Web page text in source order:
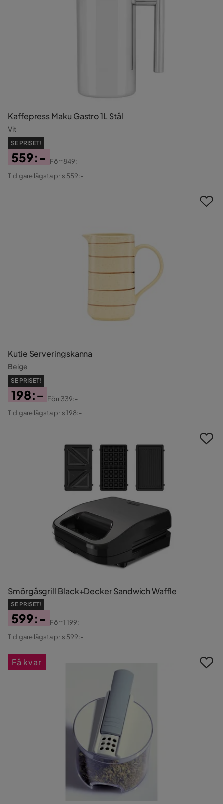
Kaffepress Maku Gastro 1L Stål
Vit
SE PRISET!
Pris
559:-
Original
Förr849:-
Tidigare lägsta pris 559:-
Kutie Serveringskanna
Beige
SE PRISET!
Pris
198:-
Original
Förr339:-
Tidigare lägsta pris 198:-
Smörgåsgrill Black+Decker Sandwich Waffle
SE PRISET!
Pris
599:-
Original
Förr1 199:-
Tidigare lägsta pris 599:-
Få kvar